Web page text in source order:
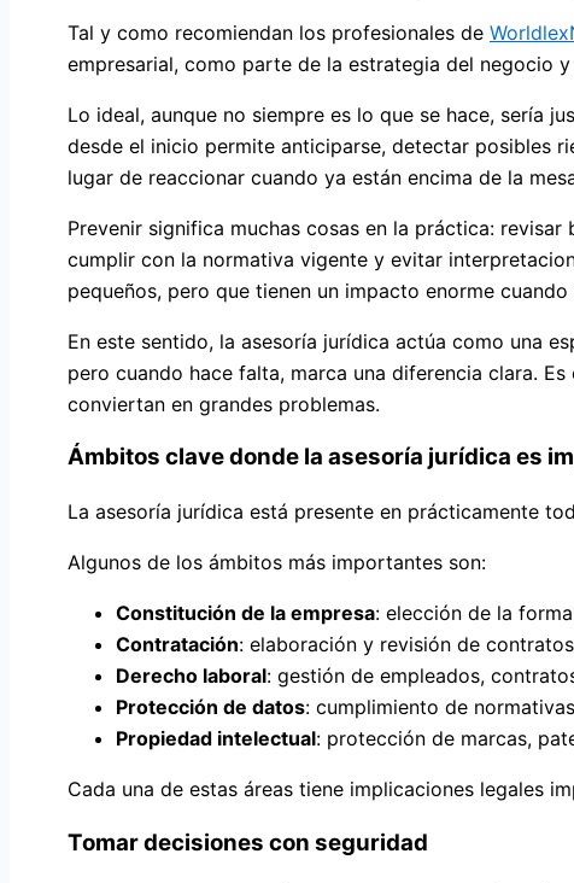
Tal y como recomiendan los profesionales de
empresarial, como parte de la estrategia del negocio
Lo ideal, aunque no siempre es lo que se hace, sería
desde el inicio permite anticiparse, detectar posibles
lugar de reaccionar cuando ya están encima de la
Prevenir significa muchas cosas en la práctica:
cumplir con la normativa vigente y evitar
pequeños, pero que tienen un impacto enorme
En este sentido, la asesoría jurídica actúa como una
pero cuando hace falta, marca una diferencia clara.
conviertan en grandes problemas.
Ámbitos clave donde la asesoría jurídica es
La asesoría jurídica está presente en prácticamente
Algunos de los ámbitos más importantes son:
Constitución de la empresa: elección de la
Contratación: elaboración y revisión de
Derecho laboral: gestión de empleados,
Protección de datos: cumplimiento de
Propiedad intelectual: protección de marcas,
Cada una de estas áreas tiene implicaciones legales
Tomar decisiones con seguridad